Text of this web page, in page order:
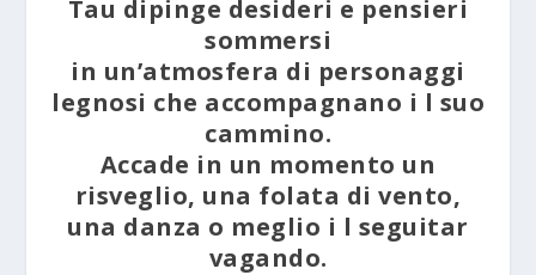
Tau dipinge desideri e pensieri
sommersi
in un’atmosfera di personaggi
legnosi che accompagnano i l suo
cammino.
Accade in un momento un
risveglio, una folata di vento,
una danza o meglio i l seguitar
vagando.